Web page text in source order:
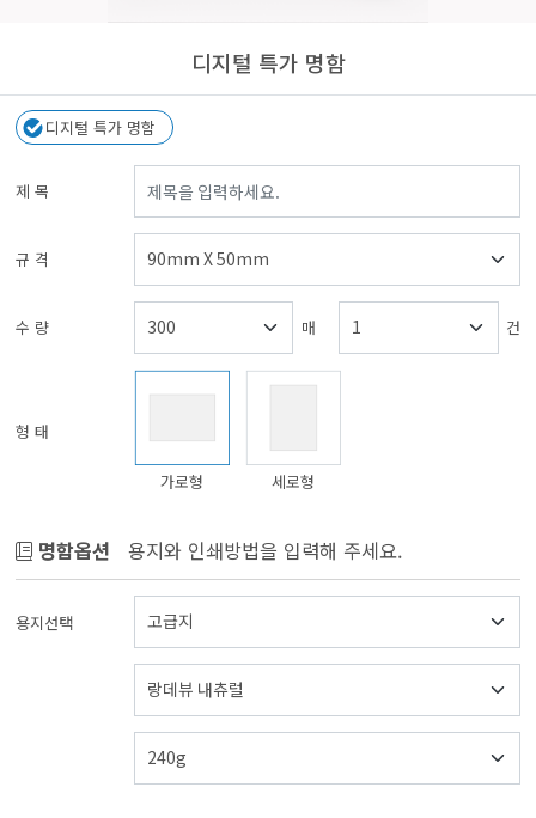
디지털 특가 명함
디지털 특가 명함
제 목
규 격
수 량 매 건
형 태
가로형 세로형
명함옵션 용지와 인쇄방법을 입력해 주세요.
용지선택